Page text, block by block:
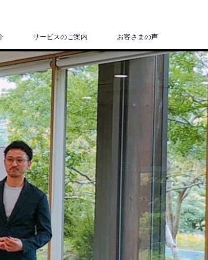
サービスのご案内 お客さまの声